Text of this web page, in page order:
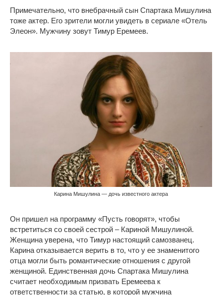
Примечательно, что внебрачный сын Спартака Мишулина
тоже актер. Его зрители могли увидеть в сериале «Отель
Элеон». Мужчину зовут Тимур Еремеев.
Карина Мишулина — дочь известного актера
Он пришел на программу «Пусть говорят», чтобы
встретиться со своей сестрой – Кариной Мишулиной.
Женщина уверена, что Тимур настоящий самозванец.
Карина отказывается верить в то, что у ее знаменитого
отца могли быть романтические отношения с другой
женщиной. Единственная дочь Спартака Мишулина
считает необходимым призвать Еремеева к
ответственности за статью, в которой мужчина